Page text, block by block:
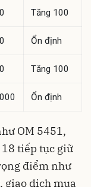
Tăng 100
Ổn định
Tăng 100
Ổn định
OM 5451,
18 tiếp tục giữ
điểm như
giao dịch mua